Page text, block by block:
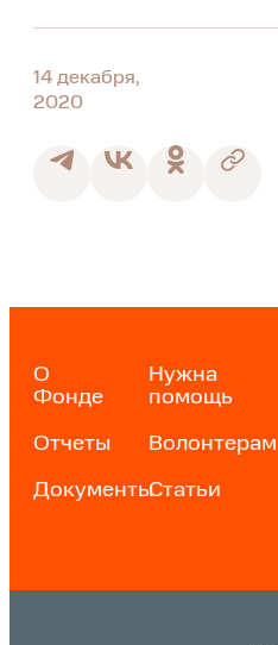
14 декабря,
2020
О
Фонде
Отчеты
Документы
Нужна
помощь
Волонтерам
Статьи